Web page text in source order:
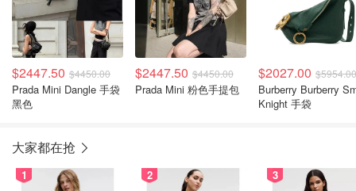
$2447.50 $4450.00
Prada Mini Dangle 手袋
黑色
$2447.50 $4450.00
Prada Mini 粉色手提包
$2027.00 $5954.00
Burberry Burberry
Knight 手袋
大家都在抢
1 2 3